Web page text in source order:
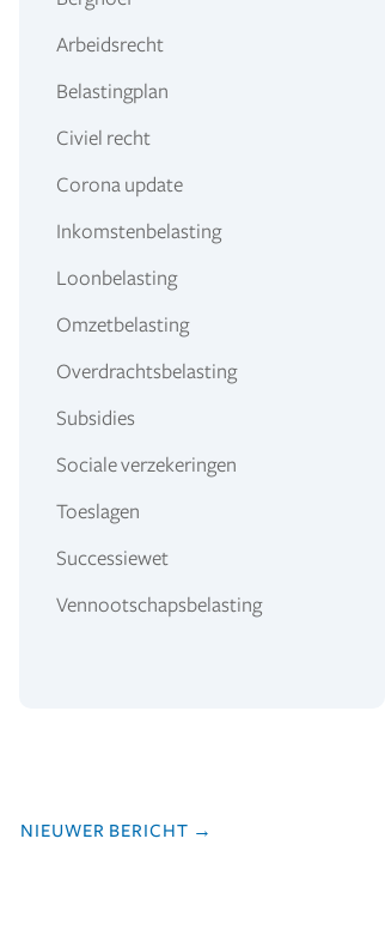
Arbeidsrecht
Belastingplan
Civiel recht
Corona update
Inkomstenbelasting
Loonbelasting
Omzetbelasting
Overdrachtsbelasting
Subsidies
Sociale verzekeringen
Toeslagen
Successiewet
Vennootschapsbelasting
NIEUWER BERICHT →